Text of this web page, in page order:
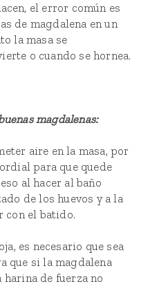
el error común es
de magdalena en un
la masa se
o cuando se hornea.
magdalenas:
aire en la masa, por
para que quede
al hacer al baño
de los huevos y a la
con el batido.
es necesario que sea
que si la magdalena
harina de fuerza no